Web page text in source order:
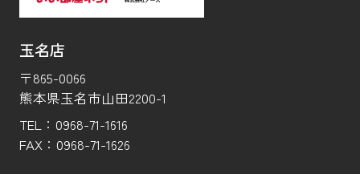
玉名店
〒865-0066
熊本県玉名市山田2200-1
TEL： 0968-71-1616
FAX： 0968-71-1626